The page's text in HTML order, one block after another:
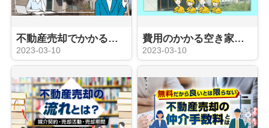
不動産売却でかかる税金の種類は？譲渡所得税の節税方法も解説
2023-03-10
費用のかかる空き家を売却する方法とポイントを解説
2023-03-10